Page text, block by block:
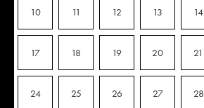
10 11 12 13 14
17 18 19 20 21
24 25 26 27 28